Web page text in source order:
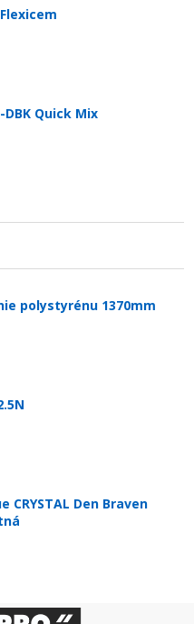
Quick Mix
polystyrénu 1370mm
CRYSTAL Den Braven